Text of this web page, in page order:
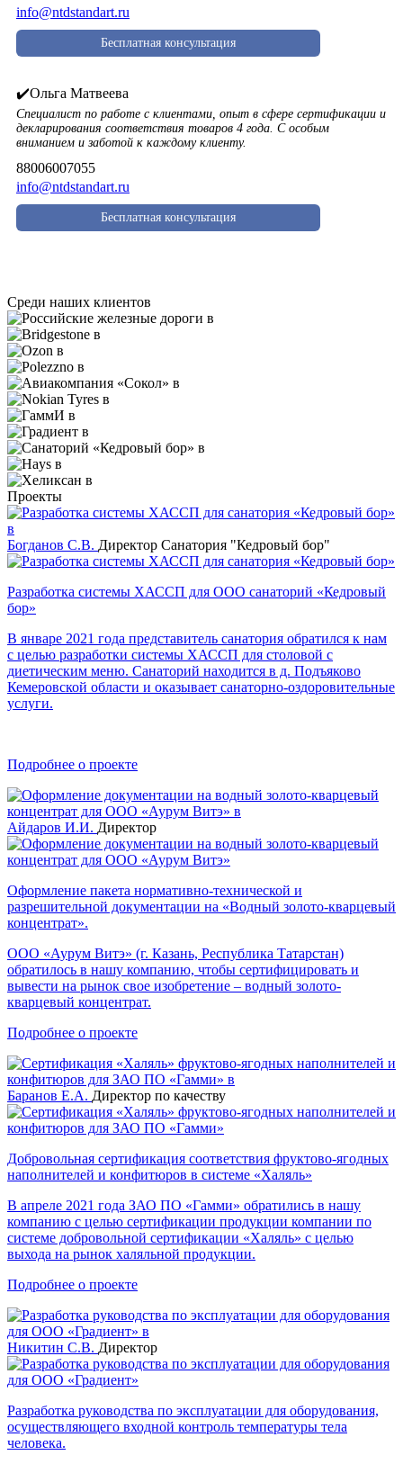
info@ntdstandart.ru
Бесплатная консультация
✔️Ольга Матвеева
Специалист по работе с клиентами, опыт в сфере сертификации и
декларирования соответствия товаров 4 года. С особым
вниманием и заботой к каждому клиенту.
88006007055
info@ntdstandart.ru
Бесплатная консультация
Среди наших клиентов
Проекты
Богданов С.В. Директор Санатория "Кедровый бор"
Разработка системы ХАССП для ООО санаторий «Кедровый
бор»
В январе 2021 года представитель санатория обратился к нам
с целью разработки системы ХАССП для столовой с
диетическим меню. Санаторий находится в д. Подъяково
Кемеровской области и оказывает санаторно-оздоровительные
услуги.
Подробнее о проекте
Айдаров И.И. Директор
Оформление пакета нормативно-технической и
разрешительной документации на «Водный золото-кварцевый
концентрат».
ООО «Аурум Витэ» (г. Казань, Республика Татарстан)
обратилось в нашу компанию, чтобы сертифицировать и
вывести на рынок свое изобретение – водный золото-
кварцевый концентрат.
Подробнее о проекте
Баранов Е.А. Директор по качеству
Добровольная сертификация соответствия фруктово-ягодных
наполнителей и конфитюров в системе «Халяль»
В апреле 2021 года ЗАО ПО «Гамми» обратились в нашу
компанию с целью сертификации продукции компании по
системе добровольной сертификации «Халяль» с целью
выхода на рынок халяльной продукции.
Подробнее о проекте
Никитин С.В. Директор
Разработка руководства по эксплуатации для оборудования,
осуществляющего входной контроль температуры тела
человека.